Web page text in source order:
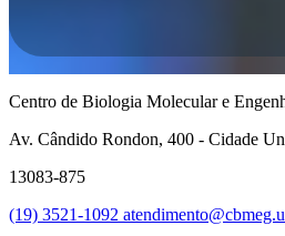
Centro de Biologia Molecular e
Av. Cândido Rondon, 400 - Cidade
13083-875
(19) 3521-1092